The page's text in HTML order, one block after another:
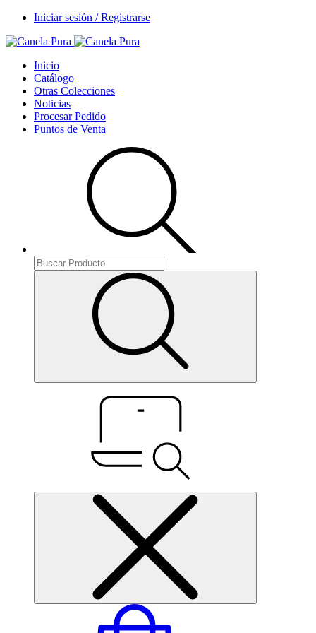
Iniciar sesión / Registrarse
Inicio
Catálogo
Otras Colecciones
Noticias
Procesar Pedido
Puntos de Venta